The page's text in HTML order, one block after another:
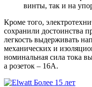
винты, так и на
Кроме того,
сохранили достоинства
легкость выдерживать
механических и
номинальная сила тока
а розеток – 16А.
Более 15 лет